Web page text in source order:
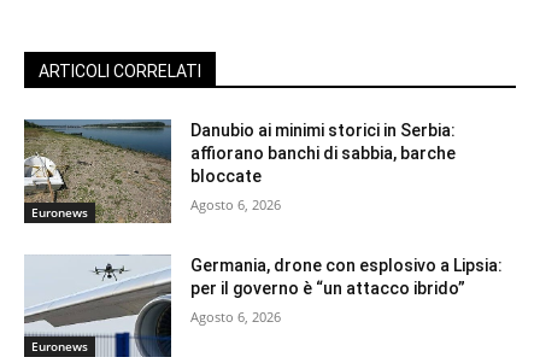
ARTICOLI CORRELATI
Euronews
Danubio ai minimi storici in Serbia:
affiorano banchi di sabbia, barche
bloccate
Agosto 6, 2026
Euronews
Germania, drone con esplosivo a Lipsia:
per il governo è “un attacco ibrido”
Agosto 6, 2026